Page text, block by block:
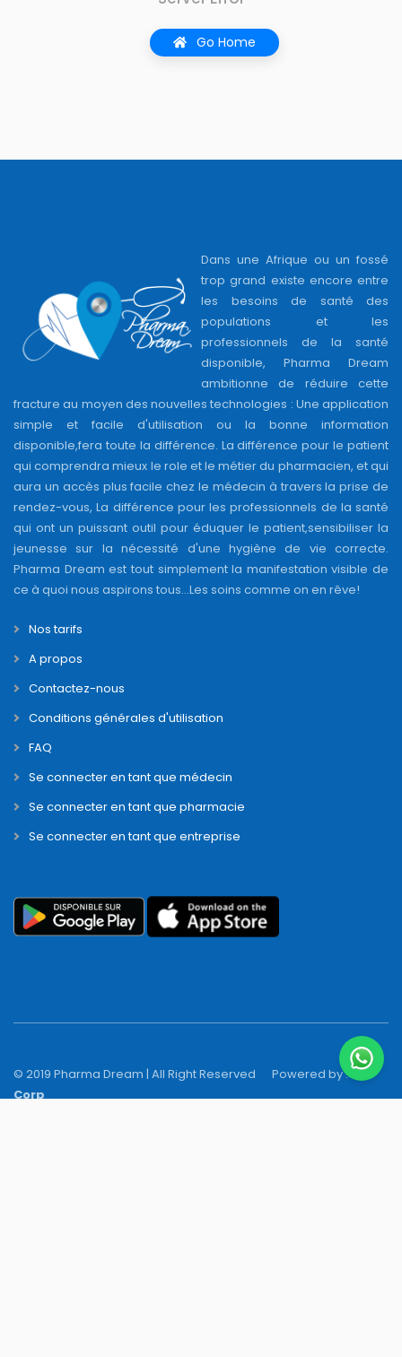
Go Home
Dans une Afrique ou un fossé
trop grand existe encore entre
les besoins de santé des
populations et les
professionnels de la santé
disponible, Pharma Dream
ambitionne de réduire cette
fracture au moyen des nouvelles technologies : Une application
simple et facile d'utilisation ou la bonne information
disponible,fera toute la différence. La différence pour le patient
qui comprendra mieux le role et le métier du pharmacien, et qui
aura un accès plus facile chez le médecin à travers la prise de
rendez-vous, La différence pour les professionnels de la santé
qui ont un puissant outil pour éduquer le patient,sensibiliser la
jeunesse sur la nécessité d'une hygiène de vie correcte.
Pharma Dream est tout simplement la manifestation visible de
ce à quoi nous aspirons tous...Les soins comme on en rêve!
Nos tarifs
A propos
Contactez-nous
Conditions générales d'utilisation
FAQ
Se connecter en tant que médecin
Se connecter en tant que pharmacie
Se connecter en tant que entreprise
© 2019 Pharma Dream | All Right Reserved Powered by :N-Y
Corp